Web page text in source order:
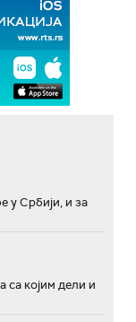
у Србији, и за
са којим дели и